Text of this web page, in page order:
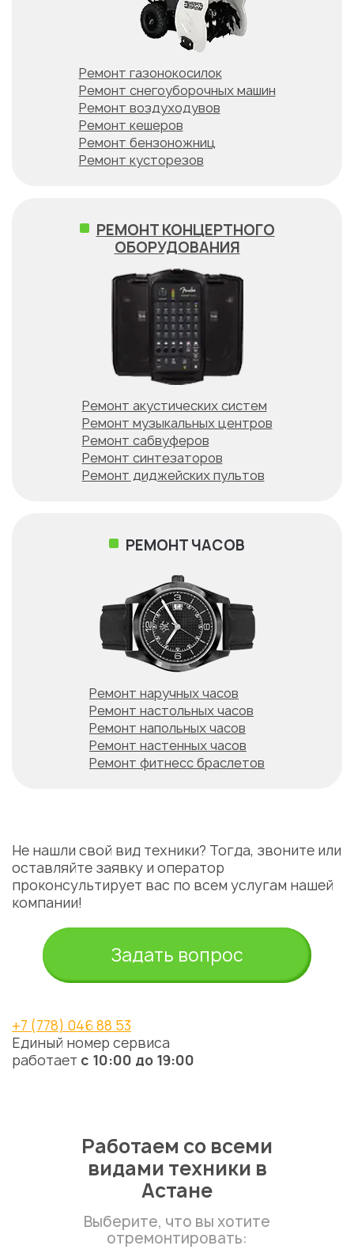
Ремонт газонокосилок
Ремонт снегоуборочных машин
Ремонт воздуходувов
Ремонт кешеров
Ремонт бензоножниц
Ремонт кусторезов
РЕМОНТ КОНЦЕРТНОГО
ОБОРУДОВАНИЯ
Ремонт акустических систем
Ремонт музыкальных центров
Ремонт сабвуферов
Ремонт синтезаторов
Ремонт диджейских пультов
РЕМОНТ ЧАСОВ
Ремонт наручных часов
Ремонт настольных часов
Ремонт напольных часов
Ремонт настенных часов
Ремонт фитнесс браслетов
Не нашли свой вид техники? Тогда, звоните или
оставляйте заявку и оператор
проконсультирует вас по всем услугам нашей
компании!
Задать вопрос
+7 (778) 046 88 53
Единый номер сервиса
работает с 10:00 до 19:00
Работаем со всеми
видами техники в
Астане
Выберите, что вы хотите
отремонтировать: